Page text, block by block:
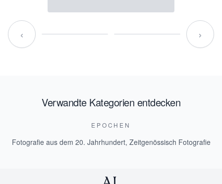
‹ ›
Verwandte Kategorien entdecken
EPOCHEN
Fotografie aus dem 20. Jahrhundert, Zeitgenössisch Fotografie